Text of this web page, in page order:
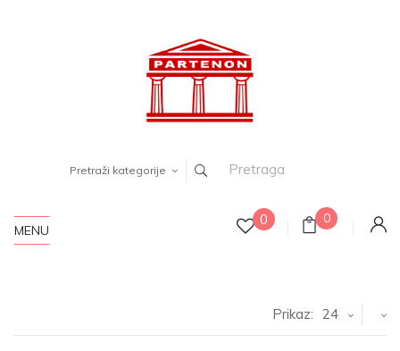
Pretraži kategorije
0 0
MENU
Prikaz: 24